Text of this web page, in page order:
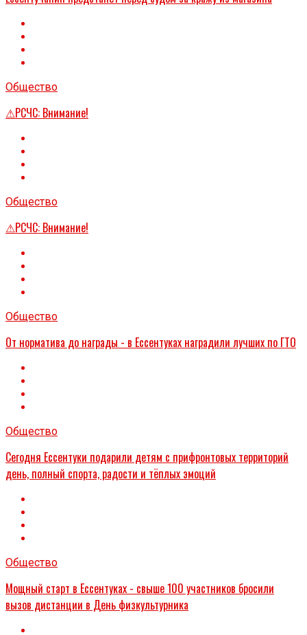
Общество
⚠РСЧС: Внимание!
Общество
⚠РСЧС: Внимание!
Общество
От норматива до награды - в Ессентуках наградили лучших по ГТО
Общество
Сегодня Ессентуки подарили детям с прифронтовых территорий
день, полный спорта, радости и тёплых эмоций
Общество
Мощный старт в Ессентуках - свыше 100 участников бросили
вызов дистанции в День физкультурника